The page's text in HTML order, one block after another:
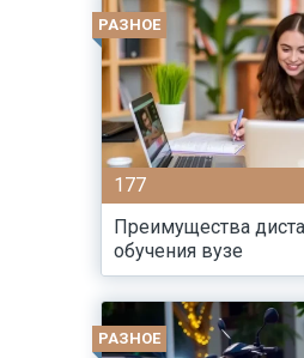
РАЗНОЕ
177
Преимущества
обучения вузе
РАЗНОЕ